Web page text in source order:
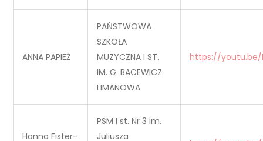
ANNA PAPIEŻ
PAŃSTWOWA
SZKOŁA
MUZYCZNA I ST.
IM. G. BACEWICZ
LIMANOWA
https://youtu.be/
Hanna Fister-
PSM I st. Nr 3 im.
Juliusza